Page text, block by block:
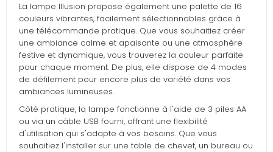
La lampe Illusion propose également une palette de 16
couleurs vibrantes, facilement sélectionnables grâce à
une télécommande pratique. Que vous souhaitiez créer
une ambiance calme et apaisante ou une atmosphère
festive et dynamique, vous trouverez la couleur parfaite
pour chaque moment. De plus, elle dispose de 4 modes
de défilement pour encore plus de variété dans vos
ambiances lumineuses.
Côté pratique, la lampe fonctionne à l'aide de 3 piles AA
ou via un câble USB fourni, offrant une flexibilité
d'utilisation qui s'adapte à vos besoins. Que vous
souhaitiez l'installer sur une table de chevet, un bureau ou